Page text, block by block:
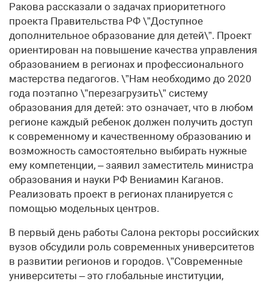
Ракова рассказали о задачах приоритетного
проекта Правительства РФ \”Доступное
дополнительное образование для детей\”. Проект
ориентирован на повышение качества управления
образованием в регионах и профессионального
мастерства педагогов. \”Нам необходимо до 2020
года поэтапно \”перезагрузить\” систему
образования для детей: это означает, что в любом
регионе каждый ребенок должен получить доступ
к современному и качественному образованию и
возможность самостоятельно выбирать нужные
ему компетенции, – заявил заместитель министра
образования и науки РФ Вениамин Каганов.
Реализовать проект в регионах планируется с
помощью модельных центров.
В первый день работы Салона ректоры российских
вузов обсудили роль современных университетов
в развитии регионов и городов. \”Современные
университеты – это глобальные институции,